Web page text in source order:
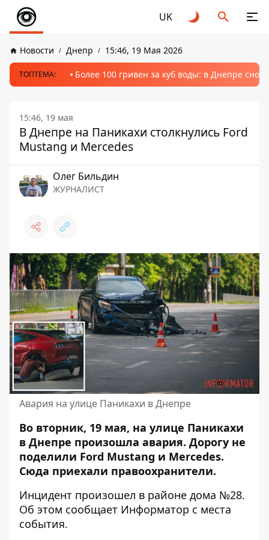
UK
Новости Днепр 15:46, 19 Мая 2026
ТОПТЕМА: Более 100 гривен за куб воды: в Днепре
15:46, 19 мая
В Днепре на Паникахи столкнулись Ford
Mustang и Mercedes
Олег Бильдин
ЖУРНАЛИСТ
Авария на улице Паникахи в Днепре
Во вторник, 19 мая, на улице Паникахи
в Днепре произошла авария. Дорогу не
поделили Ford Mustang и Mercedes.
Сюда приехали правоохранители.
Инцидент произошел в районе дома №28.
Об этом сообщает Информатор с места
события.